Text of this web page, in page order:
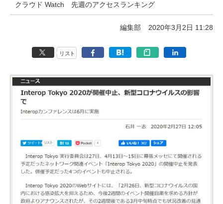
クラウド Watch 先週のアクセスランキング
編集部 2020年3月2日 11:28
リスト